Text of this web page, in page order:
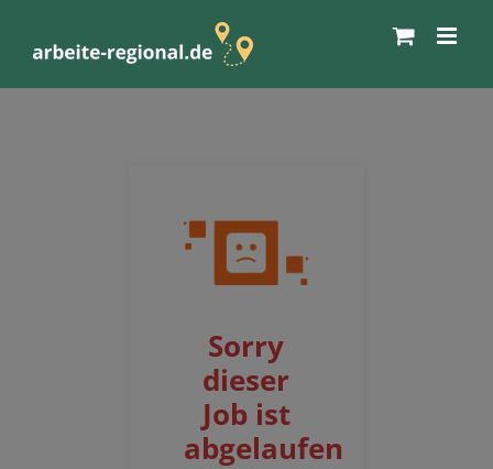
Inhalt
Sorry
dieser
Job ist
abgelaufen